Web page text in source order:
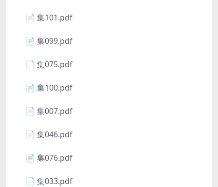
📄 集101.pdf
📄 集099.pdf
📄 集075.pdf
📄 集100.pdf
📄 集007.pdf
📄 集046.pdf
📄 集076.pdf
📄 集033.pdf